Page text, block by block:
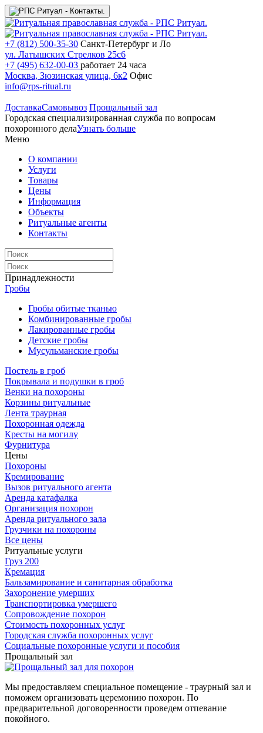
+7 (812) 500-35-30 Санкт-Петербург и Ло
ул. Латышских Стрелков 25с6
+7 (495) 632-00-03 работает 24 часа
Москва, Зюзинская улица, 6к2 Офис
info@rps-ritual.ru
ДоставкаСамовывоз Прощальный зал
Городская специализированная служба по вопросам
похоронного делаУзнать больше
Меню
О компании
Услуги
Товары
Цены
Информация
Объекты
Ритуальные агенты
Контакты
Принадлежности
Гробы
Гробы обитые тканью
Комбинированные гробы
Лакированные гробы
Детские гробы
Мусульманские гробы
Постель в гроб
Покрывала и подушки в гроб
Венки на похороны
Корзины ритуальные
Лента траурная
Похоронная одежда
Кресты на могилу
Фурнитура
Цены
Похороны
Кремирование
Вызов ритуального агента
Аренда катафалка
Организация похорон
Аренда ритуального зала
Грузчики на похороны
Все цены
Ритуальные услуги
Груз 200
Кремация
Бальзамирование и санитарная обработка
Захоронение умерших
Транспортировка умершего
Сопровождение похорон
Стоимость похоронных услуг
Городская служба похоронных услуг
Социальные похоронные услуги и пособия
Прощальный зал
Мы предоставляем специальное помещение - траурный зал и
поможем организовать церемонию похорон. По
предварительной договоренности проведем отпевание
покойного.